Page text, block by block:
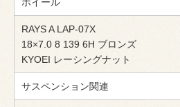
ホイール
RAYS A LAP-07X
18×7.0 8 139 6H ブロンズ
KYOEI レーシングナット
サスペンション関連